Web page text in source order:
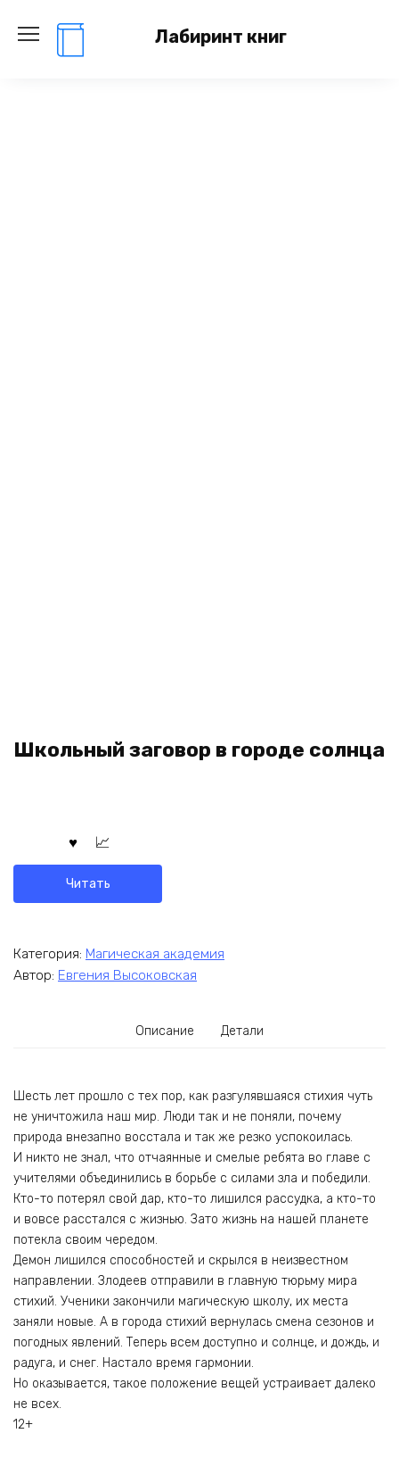
содержанию
Лабиринт книг
Школьный заговор в городе солнца
Читать
Категория: Магическая академия
Автор: Евгения Высоковская
Описание Детали
Шесть лет прошло с тех пор, как разгулявшаяся стихия чуть
не уничтожила наш мир. Люди так и не поняли, почему
природа внезапно восстала и так же резко успокоилась.
И никто не знал, что отчаянные и смелые ребята во главе с
учителями объединились в борьбе с силами зла и победили.
Кто-то потерял свой дар, кто-то лишился рассудка, а кто-то
и вовсе расстался с жизнью. Зато жизнь на нашей планете
потекла своим чередом.
Демон лишился способностей и скрылся в неизвестном
направлении. Злодеев отправили в главную тюрьму мира
стихий. Ученики закончили магическую школу, их места
заняли новые. А в города стихий вернулась смена сезонов и
погодных явлений. Теперь всем доступно и солнце, и дождь, и
радуга, и снег. Настало время гармонии.
Но оказывается, такое положение вещей устраивает далеко
не всех.
12+